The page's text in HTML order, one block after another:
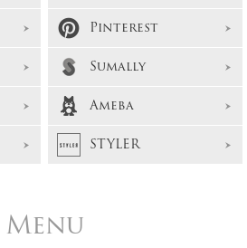
Pinterest
Sumally
Ameba
STYLER
Menu